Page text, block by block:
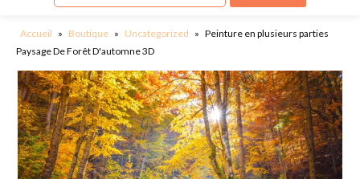
Accueil » Boutique » Uncategorized » Peinture en plusieurs parties
Paysage De Forêt D'automne 3D